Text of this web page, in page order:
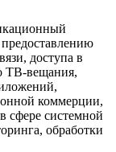
доступа в
ТВ-вещания,
коммерции,
сфере системной
обработки